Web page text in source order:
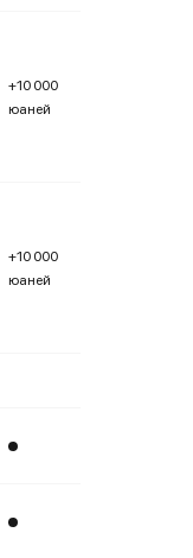
+10 000
юаней
+10 000
юаней